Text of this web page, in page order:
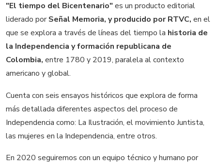
"El tiempo del Bicentenario"es un producto editorial
liderado porSeñal Memoria, y producido por RTVC, en el
que se explora a través de líneas del tiempo la historia de
la Independencia y formación republicana de
Colombia, entre 1780 y 2019, paralela al contexto
americano y global.
Cuenta con seis ensayos históricos que explora de forma
más detallada diferentes aspectos del proceso de
Independencia como: La Ilustración, el movimiento Juntista,
las mujeres en la Independencia, entre otros.
En 2020 seguiremos con un equipo técnico y humano por